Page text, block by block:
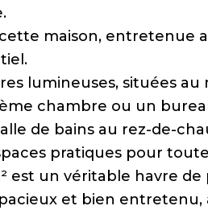
maison, entretenue
lumineuses, situées
chambre ou un
de bains au rez-de-
pratiques pour
est un véritable havre
et bien